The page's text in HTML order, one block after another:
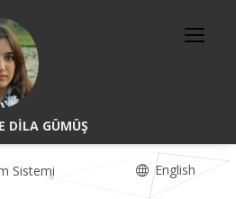
DİLA GÜMÜŞ
Sistemi English